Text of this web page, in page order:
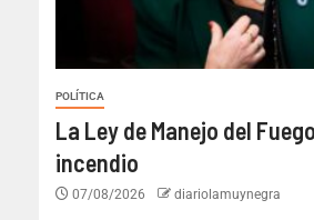
POLÍTICA
La Ley de Manejo del
incendio
07/08/2026 diariolamuynegra